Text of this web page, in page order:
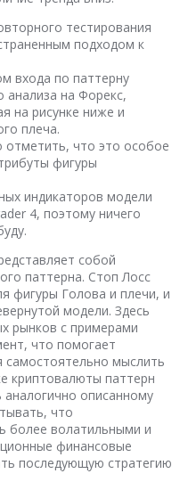
тестирования
подходом к
входа по паттерну
анализа на Форекс,
на рисунке ниже и
плеча.
отметить, что это особое
фигуры
индикаторов модели
4, поэтому ничего
собой
паттерна. Стоп Лосс
фигуры Голова и плечи, и
модели. Здесь
рынков с примерами
что помогает
мыслить
криптовалюты паттерн
аналогично описанному
что
более волатильными и
финансовые
последующую стратегию